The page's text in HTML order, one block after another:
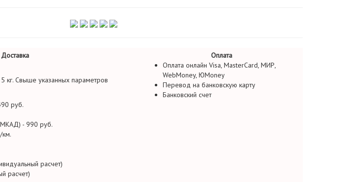
Доставка
Оплата
кг. Свыше указанных параметров
руб.
МКАД) - 990 руб.
км.
расчет)
расчет)
Оплата онлайн Visa, MasterCard, МИР,
WebMoney, ЮMoney
Перевод на банковскую карту
Банковский счет